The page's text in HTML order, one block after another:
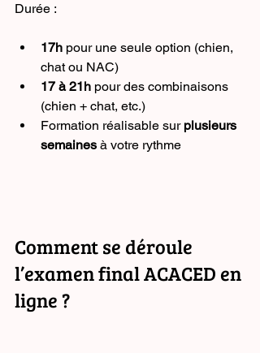
Durée :
17h pour une seule option (chien,
chat ou NAC)
17 à 21h pour des combinaisons
(chien + chat, etc.)
Formation réalisable sur plusieurs
semaines à votre rythme
Comment se déroule
l’examen final ACACED en
ligne ?